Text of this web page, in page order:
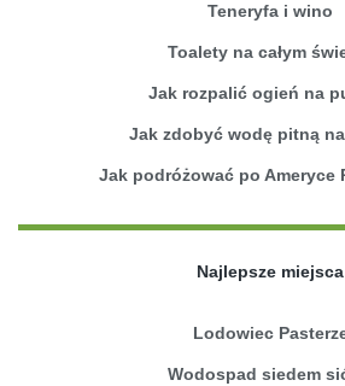
Teneryfa i wino
Toalety na całym
Jak rozpalić ogień na
Jak zdobyć wodę pitną
Jak podróżować po Ameryce
Najlepsze miejsca
Lodowiec
Wodospad siedem